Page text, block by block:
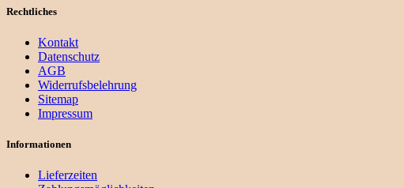
Rechtliches
Kontakt
Datenschutz
AGB
Widerrufsbelehrung
Sitemap
Impressum
Informationen
Lieferzeiten